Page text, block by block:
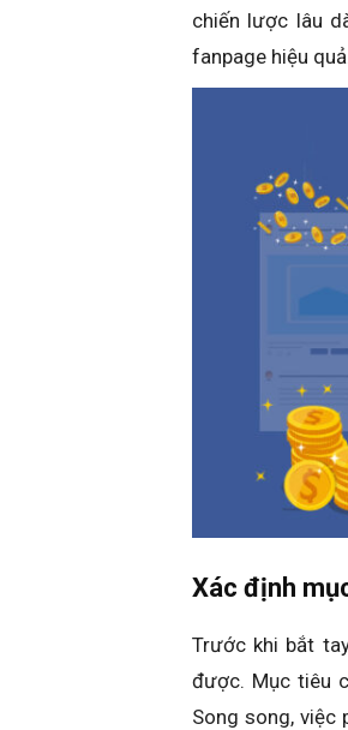
chiến lược lâu
fanpage hiệu
Xác định
Trước khi bắt
được. Mục tiêu
Song song, việc